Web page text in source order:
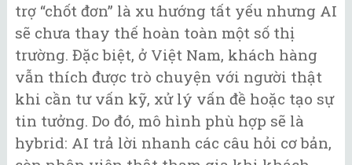
trợ “chốt đơn” là xu hướng tất yếu nhưng AI
sẽ chưa thay thế hoàn toàn một số thị
trường. Đặc biệt, ở Việt Nam, khách hàng
vẫn thích được trò chuyện với người thật
khi cần tư vấn kỹ, xử lý vấn đề hoặc tạo sự
tin tưởng. Do đó, mô hình phù hợp sẽ là
hybrid: AI trả lời nhanh các câu hỏi cơ bản,